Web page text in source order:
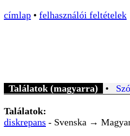
címlap • felhasználói feltételek
Találatok (magyarra) •
Találatok:
diskrepans - Svenska →